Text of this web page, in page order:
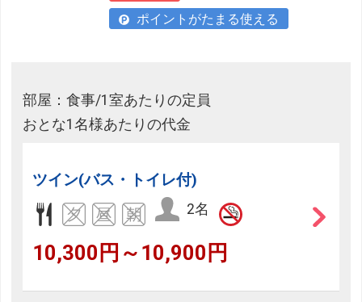
ポイントがたまる使える
部屋：食事/1室あたりの定員
おとな1名様あたりの代金
ツイン(バス・トイレ付)
2名
10,300円～10,900円